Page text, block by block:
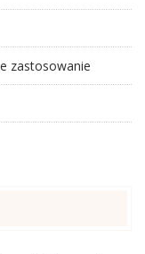
zastosowanie